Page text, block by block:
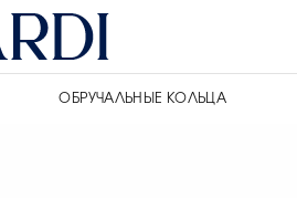
ОБРУЧАЛЬНЫЕ КОЛЬЦА